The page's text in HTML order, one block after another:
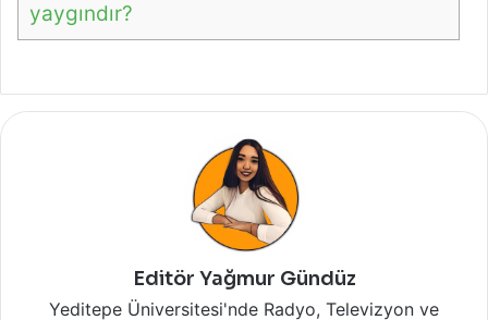
yaygındır?
Editör Yağmur Gündüz
Yeditepe Üniversitesi'nde Radyo, Televizyon ve